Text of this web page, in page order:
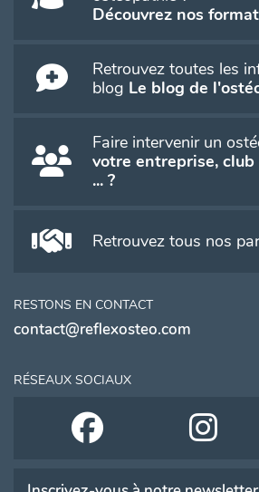
Découvrez nos
Retrouvez toutes les
blog Le blog de
Faire intervenir un
votre entreprise,
... ?
Retrouvez tous nos
RESTONS EN CONTACT
contact@reflexosteo.com
RÉSEAUX SOCIAUX